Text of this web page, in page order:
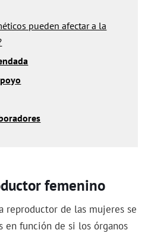
pueden afectar a la
femenino
reproductor de las mujeres se
en función de si los órganos